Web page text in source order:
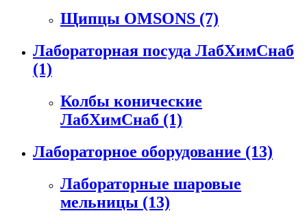
Щипцы OMSONS (7)
Лабораторная посуда ЛабХимСнаб
(1)
Колбы конические
ЛабХимСнаб (1)
Лабораторное оборудование (13)
Лабораторные шаровые
мельницы (13)